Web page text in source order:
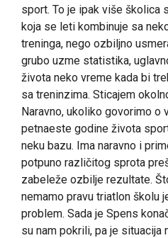
sport. To je ipak više školica
koja se leti kombinuje sa
treninga, nego ozbiljno
grubo uzme statistika,
života neko vreme kada bi
sa treninzima. Sticajem
Naravno, ukoliko govorimo o
petnaeste godine života
neku bazu. Ima naravno i
potpuno različitog sprota
zabeleže ozbilje rezultate.
nemamo pravu triatlon školu
problem. Sada je Spens
su nam pokrili, pa je situacija